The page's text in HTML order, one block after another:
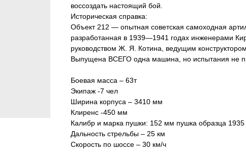
воссоздать настоящий бой.
Историческая справка:
Объект 212 — опытная советская самоходная
разработанная в 1939—1941 годах инженерами
руководством Ж. Я. Котина, ведущим
Выпущена ВСЕГО одна машина, но испытания не
Боевая масса – 63т
Экипаж -7 чел
Ширина корпуса – 3410 мм
Клиренс -450 мм
Калибр и марка пушки: 152 мм пушка образца 1935
Дальность стрельбы – 25 км
Скорость по шоссе – 30 км/ч